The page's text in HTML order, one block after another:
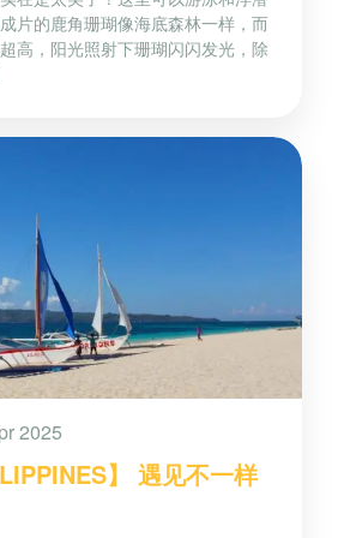
片的鹿角珊瑚像海底森林一样，而
高，阳光照射下珊瑚闪闪发光，除
2025
】 遇见不一样